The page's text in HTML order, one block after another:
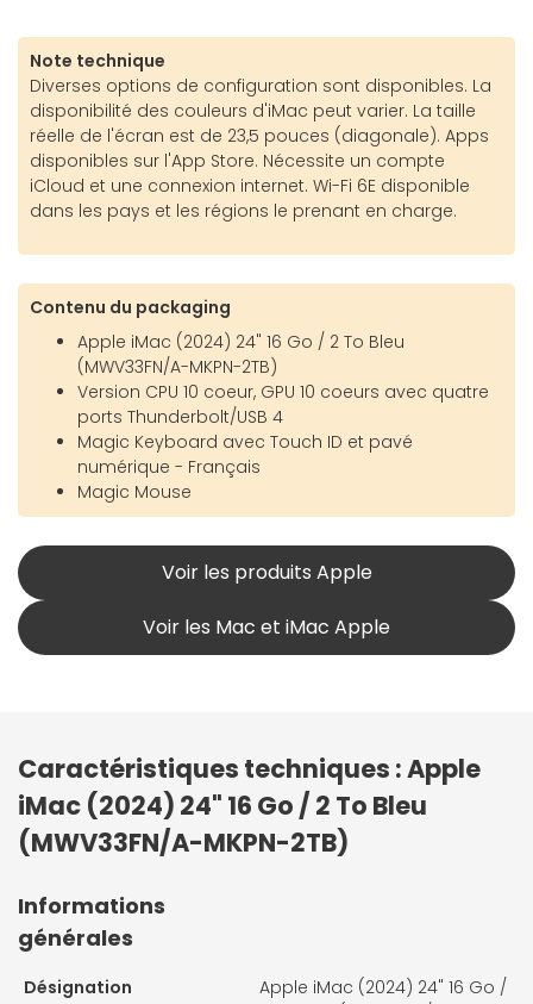
Note technique
Diverses options de configuration sont disponibles. La
disponibilité des couleurs d'iMac peut varier. La taille
réelle de l'écran est de 23,5 pouces (diagonale). Apps
disponibles sur l'App Store. Nécessite un compte
iCloud et une connexion internet. Wi-Fi 6E disponible
dans les pays et les régions le prenant en charge.
Contenu du packaging
Apple iMac (2024) 24" 16 Go / 2 To Bleu
(MWV33FN/A-MKPN-2TB)
Version CPU 10 coeur, GPU 10 coeurs avec quatre
ports Thunderbolt/USB 4
Magic Keyboard avec Touch ID et pavé
numérique - Français
Magic Mouse
Voir les produits Apple
Voir les Mac et iMac Apple
Caractéristiques techniques : Apple
iMac (2024) 24" 16 Go / 2 To Bleu
(MWV33FN/A-MKPN-2TB)
Informations
générales
Désignation
Apple iMac (2024) 24" 16 Go /